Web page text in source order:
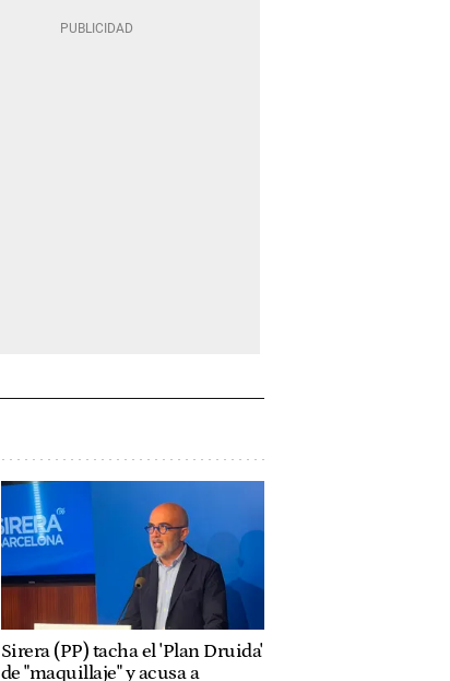
Sirera (PP) tacha el 'Plan Druida'
de "maquillaje" y acusa a